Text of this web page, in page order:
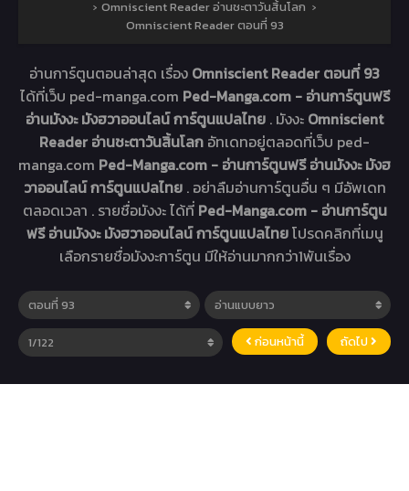
› Omniscient Reader อ่านชะตาวันสิ้นโลก ›
Omniscient Reader ตอนที่ 93
อ่านการ์ตูนตอนล่าสุด เรื่อง Omniscient Reader ตอนที่ 93
ได้ที่เว็บ ped-manga.com Ped-Manga.com - อ่านการ์ตูนฟรี
อ่านมังงะ มังฮวาออนไลน์ การ์ตูนแปลไทย . มังงะ Omniscient
Reader อ่านชะตาวันสิ้นโลก อัทเดทอยู่ตลอดที่เว็บ ped-
manga.com Ped-Manga.com - อ่านการ์ตูนฟรี อ่านมังงะ มังฮ
วาออนไลน์ การ์ตูนแปลไทย . อย่าลืมอ่านการ์ตูนอื่น ๆ มีอัพเดท
ตลอดเวลา . รายชื่อมังงะ ได้ที่ Ped-Manga.com - อ่านการ์ตูน
ฟรี อ่านมังงะ มังฮวาออนไลน์ การ์ตูนแปลไทยโปรดคลิกที่เมนู
เลือกรายชื่อมังงะการ์ตูน มีให้อ่านมากกว่า1พันเรื่อง
ก่อนหน้านี้ ถัดไป